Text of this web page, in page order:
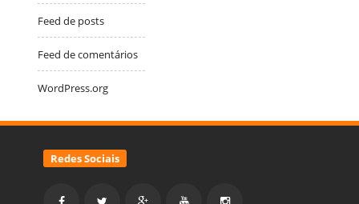
Feed de posts
Feed de comentários
WordPress.org
Redes Sociais